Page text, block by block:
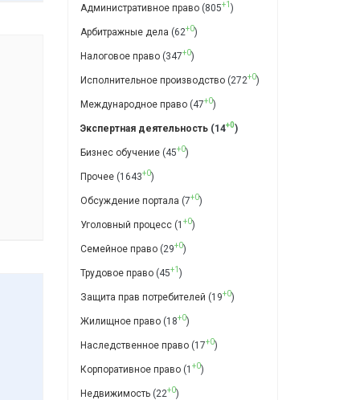
Административное право(805+1 )
Арбитражные дела (62+0)
Налоговое право(347+0)
Исполнительное производство(272+0)
Международное право(47+0)
Экспертная деятельность(14+0)
Бизнес обучение(45+0)
Прочее(1643+0)
Обсуждение портала (7+0)
Уголовный процесс(1 +0)
Семейное право(29+0)
Трудовое право(45+1 )
Защита прав потребителей (19+0)
Жилищное право(18+0)
Наследственное право(17+0)
Корпоративное право(1 +0)
Недвижимость(22+0)